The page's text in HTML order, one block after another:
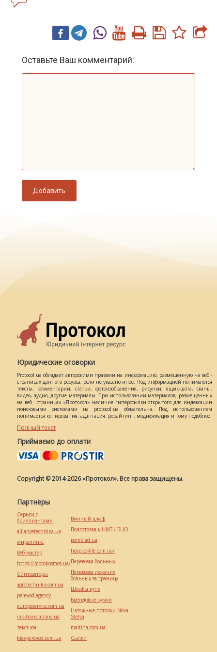
Оставьте Ваш комментарий:
Добавить
Юридические оговорки
Protocol.ua обладает авторскими правами на информацию, размещенную на веб -
страницах данного ресурса, если не указано иное. Под информацией понимаются
тексты, комментарии, статьи, фотоизображения, рисунки, ящик-шота, сканы,
видео, аудио, другие материалы. При использовании материалов, размещенных
на веб - страницах «Протокол» наличие гиперссылки открытого для индексации
поисковыми системами на protocol.ua обязательна. Под использованием
понимается копирования, адаптация, рерайтинг, модификация и тому подобное.
Полный текст
Приймаємо до оплати
Copyright © 2014-2026 «Протокол». Все права защищены.
Партнёры
Серьги с
бриллиантами
alliancetechnika.ua
миралинкс
Веб мастер
https://motokosmos.ua/
Синтезаторы
agrotechnika.com.ua
perevod.agency
europeservice.com.ua
mk-translations.ua
текст юа
kievperevod.com.ua
Винный шкаф
Подготовка к НМТ / ВНО
pereklad.ua
hospice-life.com.ua/
Перевозка больных
Перевозка лежачих
больных за границу
Шкафы купе
Брендовые сумки
Натяжные потолки Nova
Stelya
maltina.com.ua
Cылки